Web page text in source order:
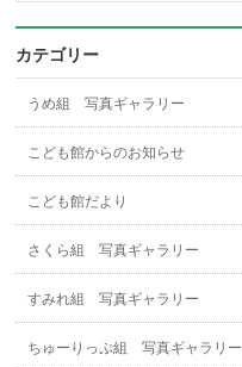
カテゴリー
うめ組 写真ギャラリー
こども館からのお知らせ
こども館だより
さくら組 写真ギャラリー
すみれ組 写真ギャラリー
ちゅーりっぷ組 写真ギャラリー